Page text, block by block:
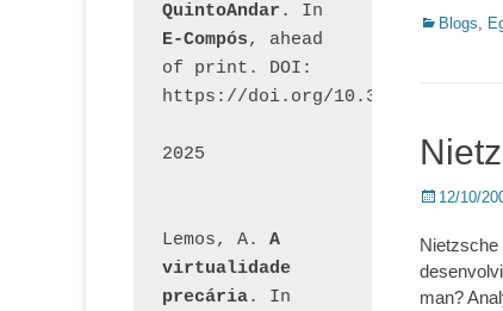
Categorias:
Blogs,
Posted
12/10/
Nietzsche
man?
QuintoAndar
E-Compós, ahead
of print. DOI:
https://doi.org/10.30962/
2025
Lemos, A. A
virtualidade
precária. In